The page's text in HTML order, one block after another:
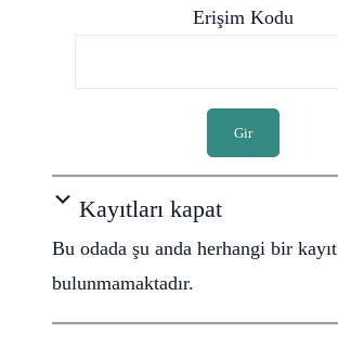
Erişim Kodu
Gir
Kayıtları kapat
Bu odada şu anda herhangi bir kayıt
bulunmamaktadır.